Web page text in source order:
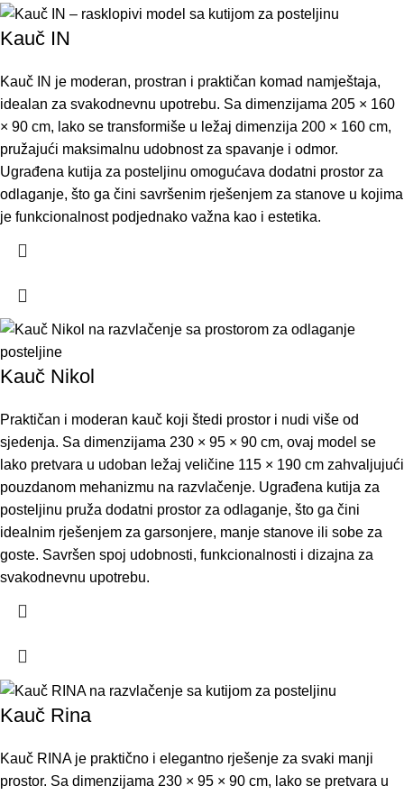
Kauč IN
Kauč IN je moderan, prostran i praktičan komad namještaja,
idealan za svakodnevnu upotrebu. Sa dimenzijama 205 × 160
× 90 cm, lako se transformiše u ležaj dimenzija 200 × 160 cm,
pružajući maksimalnu udobnost za spavanje i odmor.
Ugrađena kutija za posteljinu omogućava dodatni prostor za
odlaganje, što ga čini savršenim rješenjem za stanove u kojima
je funkcionalnost podjednako važna kao i estetika.
Kauč Nikol
Praktičan i moderan kauč koji štedi prostor i nudi više od
sjedenja. Sa dimenzijama 230 × 95 × 90 cm, ovaj model se
lako pretvara u udoban ležaj veličine 115 × 190 cm zahvaljujući
pouzdanom mehanizmu na razvlačenje. Ugrađena kutija za
posteljinu pruža dodatni prostor za odlaganje, što ga čini
idealnim rješenjem za garsonjere, manje stanove ili sobe za
goste. Savršen spoj udobnosti, funkcionalnosti i dizajna za
svakodnevnu upotrebu.
Kauč Rina
Kauč RINA je praktično i elegantno rješenje za svaki manji
prostor. Sa dimenzijama 230 × 95 × 90 cm, lako se pretvara u